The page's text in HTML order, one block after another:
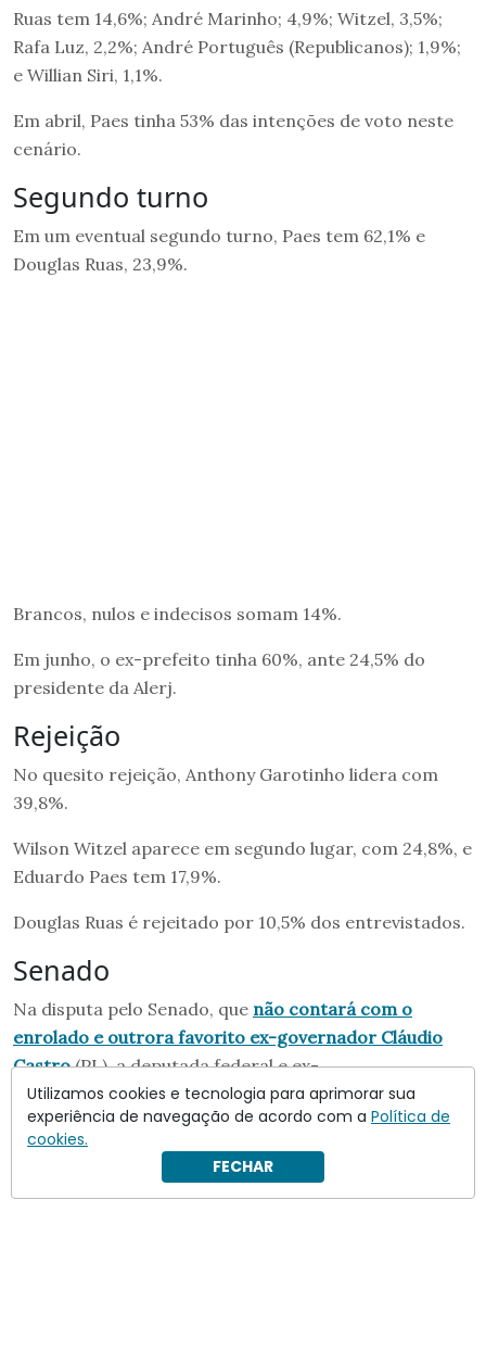
Ruas tem 14,6%; André Marinho; 4,9%; Witzel, 3,5%;
Rafa Luz, 2,2%; André Português (Republicanos); 1,9%;
e Willian Siri, 1,1%.
Em abril, Paes tinha 53% das intenções de voto neste
cenário.
Segundo turno
Em um eventual segundo turno, Paes tem 62,1% e
Douglas Ruas, 23,9%.
Brancos, nulos e indecisos somam 14%.
Em junho, o ex-prefeito tinha 60%, ante 24,5% do
presidente da Alerj.
Rejeição
No quesito rejeição, Anthony Garotinho lidera com
39,8%.
Wilson Witzel aparece em segundo lugar, com 24,8%, e
Eduardo Paes tem 17,9%.
Douglas Ruas é rejeitado por 10,5% dos entrevistados.
Senado
Na disputa pelo Senado, que não contará com o
enrolado e outrora favorito ex-governador Cláudio
Castro(PL), a deputada federal e ex-
governadoraBenedita da Silva (PT) lidera o principal
cenário, com 33% dos votos.
Utilizamos cookies e tecnologia para aprimorar sua
experiência de navegação de acordo com a Política de
cookies.
FECHAR